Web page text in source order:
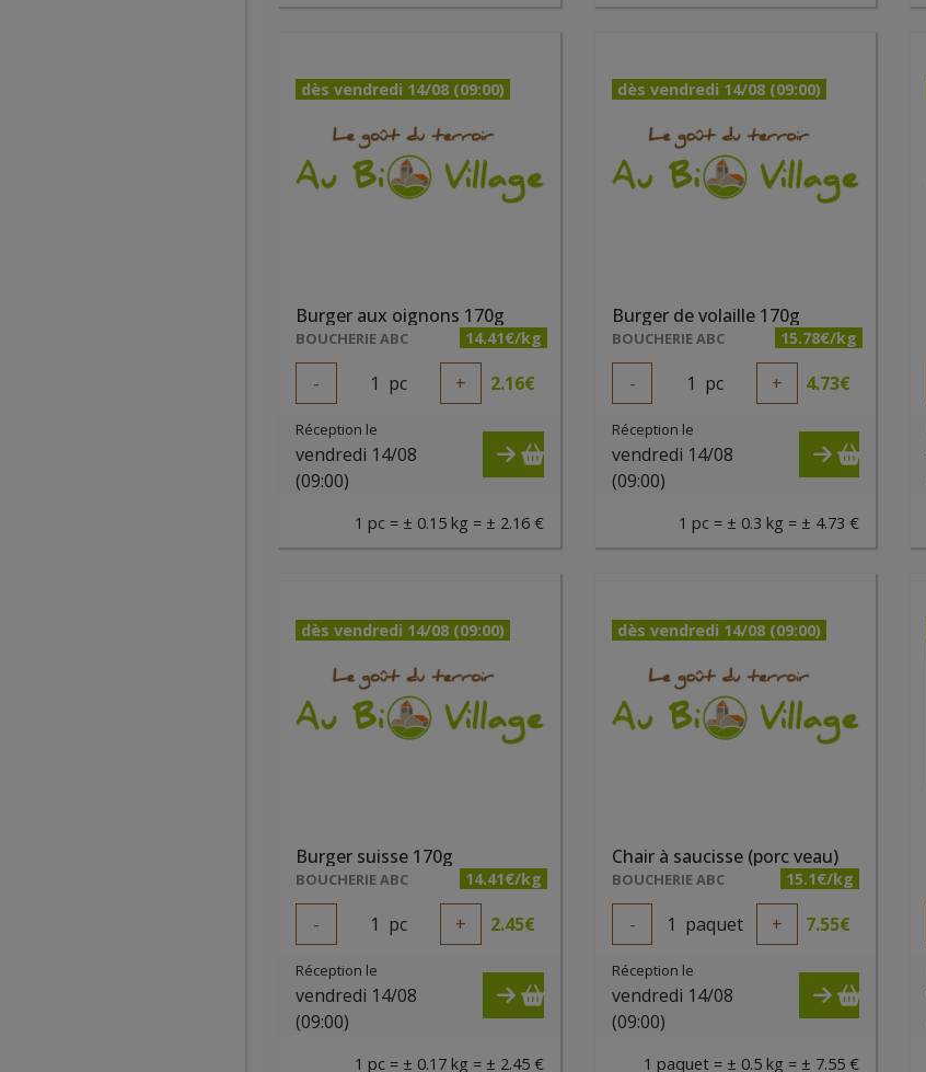
dès vendredi 14/08 (09:00)
Burger aux oignons 170g
BOUCHERIE ABC 14.41€/kg
- 1 pc + 2.16€
Réception le
vendredi 14/08
(09:00)
1 pc = ± 0.15 kg = ± 2.16 €
dès vendredi 14/08 (09:00)
Burger de volaille 170g
BOUCHERIE ABC 15.78€/kg
- 1 pc + 4.73€
Réception le
vendredi 14/08
(09:00)
1 pc = ± 0.3 kg = ± 4.73 €
dès vendredi 14/08 (09:00)
Burger suisse 170g
BOUCHERIE ABC 14.41€/kg
- 1 pc + 2.45€
Réception le
vendredi 14/08
(09:00)
1 pc = ± 0.17 kg = ± 2.45 €
dès vendredi 14/08 (09:00)
Chair à saucisse (porc veau)
BOUCHERIE ABC 15.1€/kg
- 1 paquet + 7.55€
Réception le
vendredi 14/08
(09:00)
1 paquet = ± 0.5 kg = ± 7.55 €